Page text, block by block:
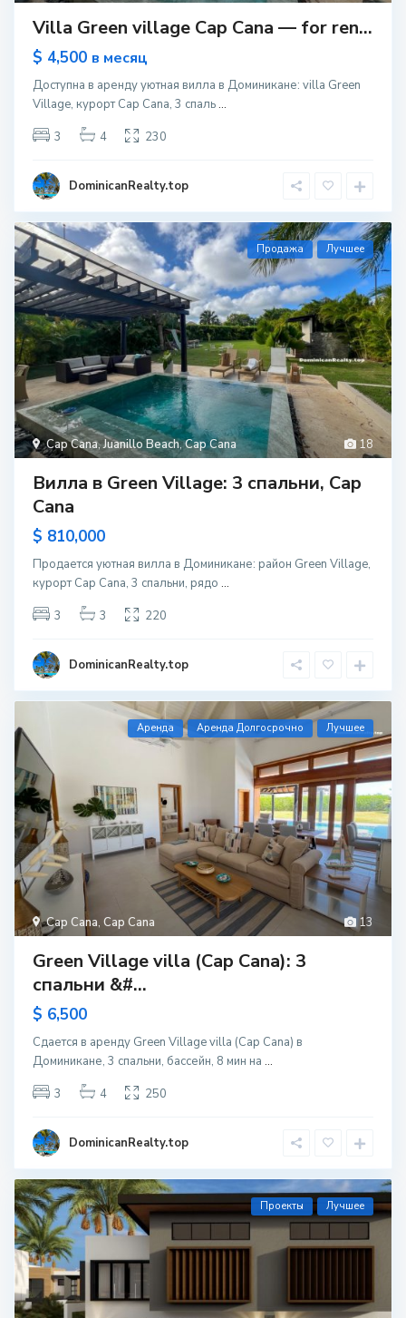
Villa Green village Cap Cana — for ren...
$ 4,500 в месяц
Доступна в аренду уютная вилла в Доминикане: villa Green
Village, курорт Cap Cana, 3 спаль...
3
4 230
DominicanRealty.top
18
Cap Cana,Juanillo Beach,Cap Cana
Продажа Лучшее
Вилла в Green Village: 3 спальни, Cap
Cana
$ 810,000
Продается уютная вилла в Доминикане: район Green Village,
курорт Cap Cana, 3 спальни, рядо ...
3
3 220
DominicanRealty.top
13
Cap Cana, Cap Cana
Aренда Аренда Долгосрочно Лучшее
Green Village villa (Cap Cana): 3
спальни &#...
$ 6,500
Сдается в аренду Green Village villa (Cap Cana) в
Доминикане, 3 спальни, бассейн, 8 мин на ...
3
4 250
DominicanRealty.top
Проекты Лучшее